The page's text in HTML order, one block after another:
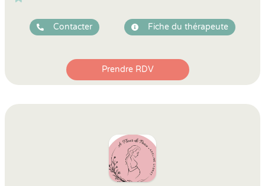
Contacter Fiche du thérapeute
Prendre RDV